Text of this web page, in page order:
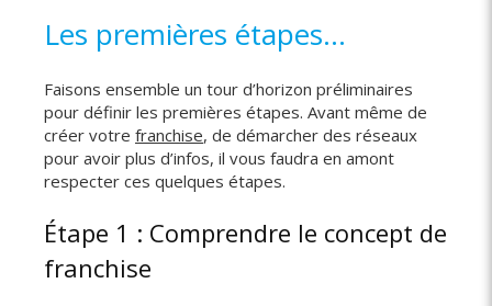
Les premières étapes…
Faisons ensemble un tour d’horizon préliminaires
pour définir les premières étapes. Avant même de
créer votre franchise, de démarcher des réseaux
pour avoir plus d’infos, il vous faudra en amont
respecter ces quelques étapes.
Étape 1 : Comprendre le concept de
franchise